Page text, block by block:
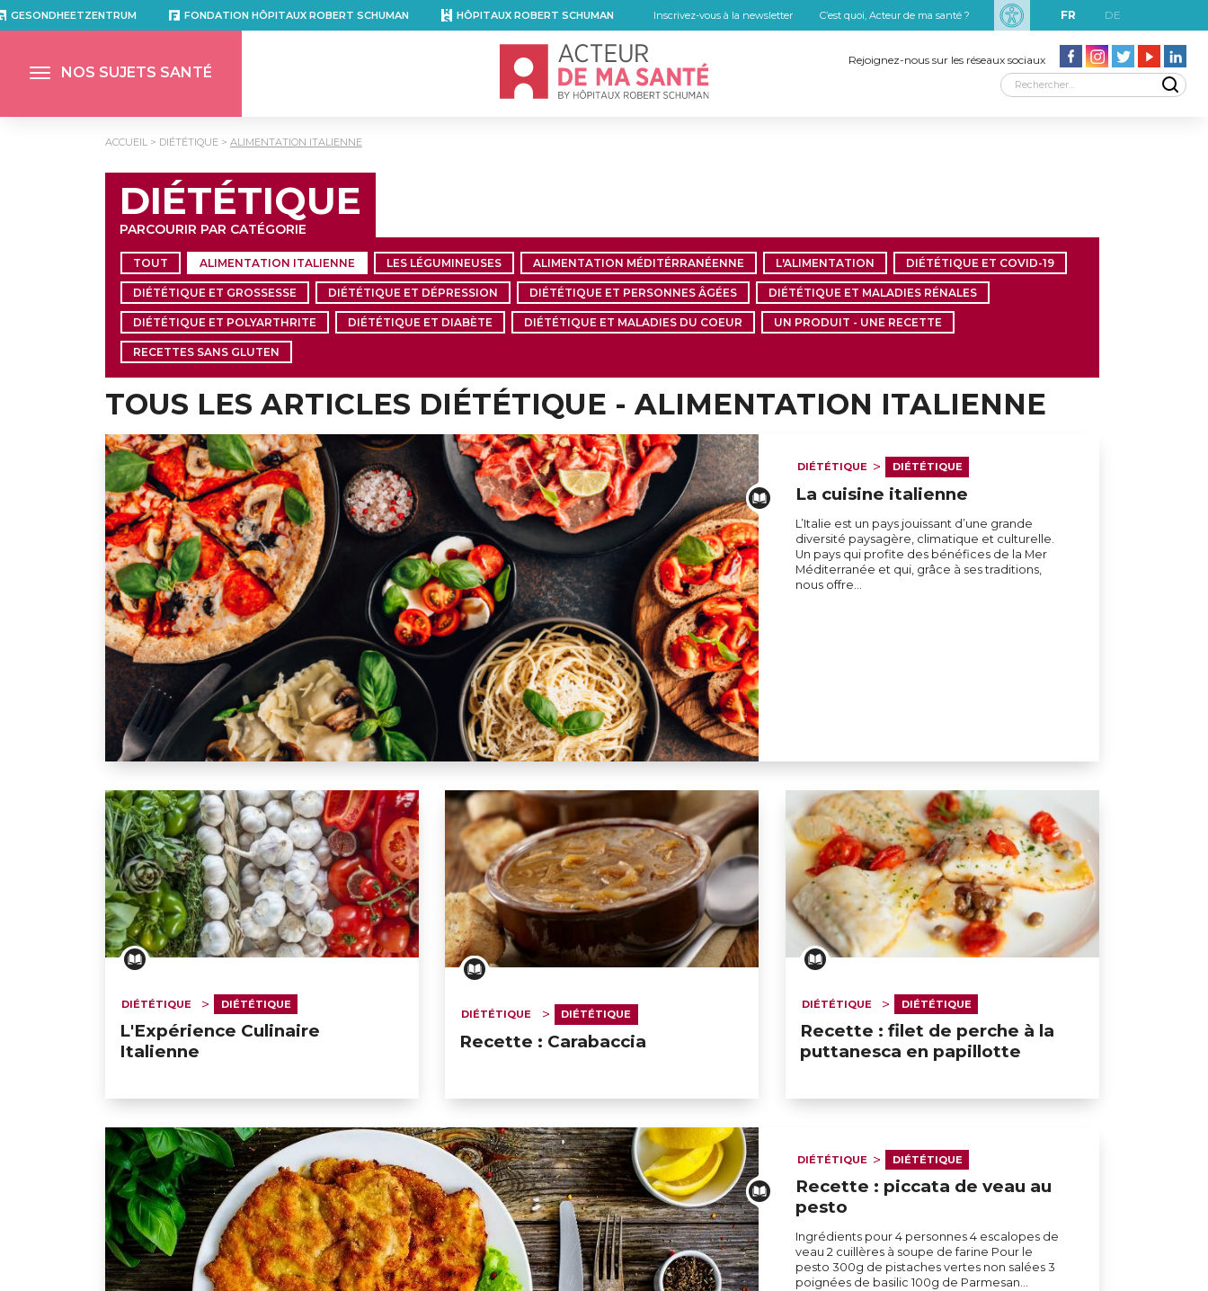
GESONDHEETZENTRUM FONDATION HÔPITAUX ROBERT SCHUMAN HÔPITAUX ROBERT SCHUMAN Inscrivez-vous à la newsletter C’est quoi, Acteur de ma santé ? FR DE
NOS SUJETS SANTÉ
Accueil - Acteur de ma santé, by HôpitauxRobert SchumanRejoignez-nous sur les réseaux sociaux
GESONDHEETZENTRUM FONDATION HÔPITAUX ROBERT SCHUMAN HÔPITAUX ROBERT SCHUMAN
ACCUEIL DIÉTÉTIQUE ALIMENTATION ITALIENNE
DIÉTÉTIQUE
PARCOURIR PAR CATÉGORIE
TOUT ALIMENTATION ITALIENNE LES LÉGUMINEUSES ALIMENTATION MÉDITÉRRANÉENNE L'ALIMENTATION DIÉTÉTIQUE ET COVID-19
DIÉTÉTIQUE ET GROSSESSE DIÉTÉTIQUE ET DÉPRESSION DIÉTÉTIQUE ET PERSONNES ÂGÉES DIÉTÉTIQUE ET MALADIES RÉNALES
DIÉTÉTIQUE ET POLYARTHRITE DIÉTÉTIQUE ET DIABÈTE DIÉTÉTIQUE ET MALADIES DU COEUR UN PRODUIT - UNE RECETTE
RECETTES SANS GLUTEN
TOUS LES ARTICLES DIÉTÉTIQUE - ALIMENTATION ITALIENNE
DIÉTÉTIQUE DIÉTÉTIQUE
La cuisine italienne
L’Italie est un pays jouissant d’une grande
diversité paysagère, climatique et culturelle.
Un pays qui profite des bénéfices de la Mer
Méditerranée et qui, grâce à ses traditions,
nous offre…
DIÉTÉTIQUE DIÉTÉTIQUE
L'Expérience Culinaire
Italienne
DIÉTÉTIQUE DIÉTÉTIQUE
Recette : Carabaccia
DIÉTÉTIQUE DIÉTÉTIQUE
Recette : filet de perche à la
puttanesca en papillotte
DIÉTÉTIQUE DIÉTÉTIQUE
Recette : piccata de veau au
pesto
Ingrédients pour 4 personnes 4 escalopes de
veau 2 cuillères à soupe de farine Pour le
pesto 300g de pistaches vertes non salées 3
poignées de basilic 100g de Parmesan…